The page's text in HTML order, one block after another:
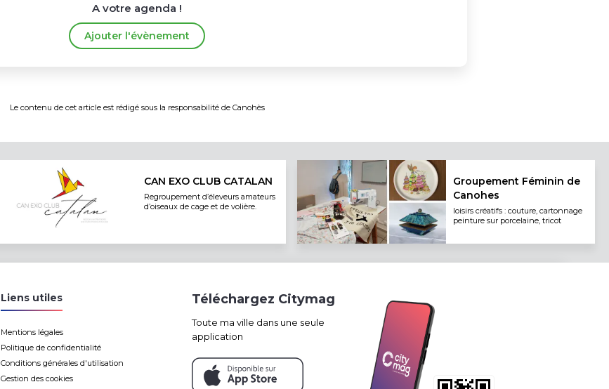
A votre agenda !
Ajouter l'évènement
Le contenu de cet article est rédigé sous la responsabilité de Canohès
CAN EXO CLUB CATALAN
Regroupement d’éleveurs amateurs
d’oiseaux de cage et de volière.
Groupement Féminin de
Canohes
loisirs créatifs : couture, cartonnage
peinture sur porcelaine, tricot
Liens utiles
Mentions légales
Politique de confidentialité
Conditions générales d'utilisation
Gestion des cookies
Téléchargez Citymag
Toute ma ville dans une seule
application